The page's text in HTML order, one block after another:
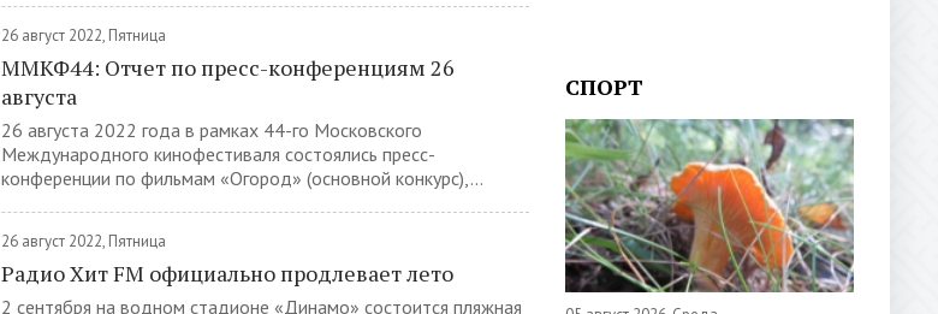
26 август 2022, Пятница
ММКФ44: Отчет по пресс-конференциям 26
августа
26 августа 2022 года в рамках 44-го Московского
Международного кинофестиваля состоялись пресс-
конференции по фильмам «Огород» (основной конкурс),...
26 август 2022, Пятница
Радио Хит FM официально продлевает лето
2 сентября на водном стадионе «Динамо» состоится пляжная
СПОРТ